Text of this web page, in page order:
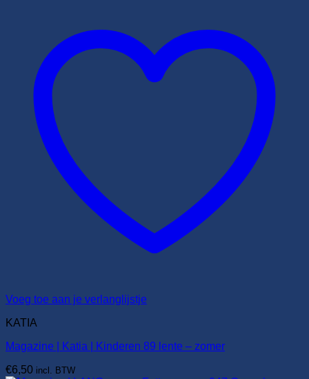
Voeg toe aan je verlanglijstje
KATIA
Magazine | Katia | Kinderen 89 lente – zomer
€6,50 incl. BTW